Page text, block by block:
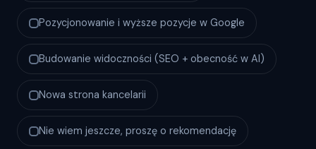
Pozycjonowanie i wyższe pozycje w Google
Budowanie widoczności (SEO + obecność w AI)
Nowa strona kancelarii
Nie wiem jeszcze, proszę o rekomendację